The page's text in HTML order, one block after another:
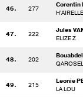
46. 277
Corentin
47. 222
Jules
ELIZE Z
48. 202
49. 215
Leonie
LA LOU